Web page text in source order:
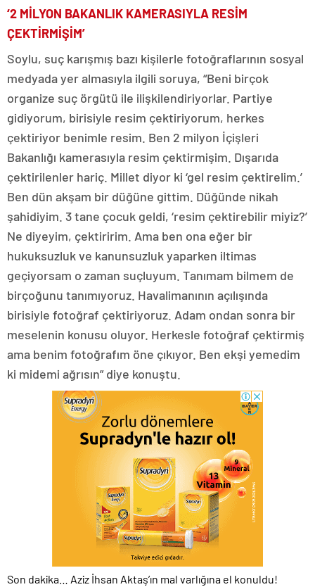
‘2 MİLYON BAKANLIK KAMERASIYLA RESİM
ÇEKTİRMİŞİM’
Soylu, suç karışmış bazı kişilerle fotoğraflarının sosyal
medyada yer almasıyla ilgili soruya, “Beni birçok
organize suç örgütü ile ilişkilendiriyorlar. Partiye
gidiyorum, birisiyle resim çektiriyorum, herkes
çektiriyor benimle resim. Ben 2 milyon İçişleri
Bakanlığı kamerasıyla resim çektirmişim. Dışarıda
çektirilenler hariç. Millet diyor ki ‘gel resim çektirelim.’
Ben dün akşam bir düğüne gittim. Düğünde nikah
şahidiyim. 3 tane çocuk geldi, ‘resim çektirebilir miyiz?’
Ne diyeyim, çektiririm. Ama ben ona eğer bir
hukuksuzluk ve kanunsuzluk yaparken iltimas
geçiyorsam o zaman suçluyum. Tanımam bilmem de
birçoğunu tanımıyoruz. Havalimanının açılışında
birisiyle fotoğraf çektiriyoruz. Adam ondan sonra bir
meselenin konusu oluyor. Herkesle fotoğraf çektirmiş
ama benim fotoğrafım öne çıkıyor. Ben ekşi yemedim
ki midemi ağrısın” diye konuştu.
Son dakika… Aziz İhsan Aktaş’ın mal varlığına el konuldu!